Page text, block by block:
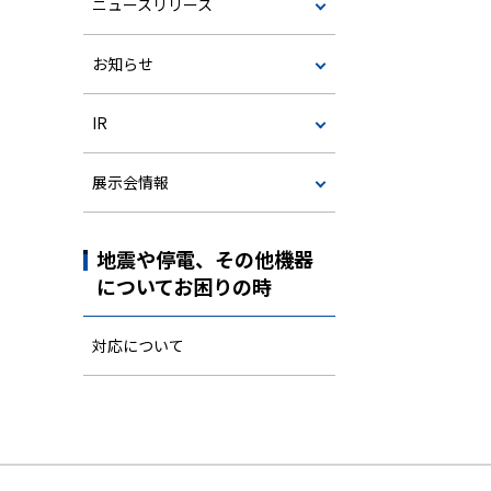
ニュースリリース
お知らせ
IR
展示会情報
地震や停電、その他機器
についてお困りの時
対応について